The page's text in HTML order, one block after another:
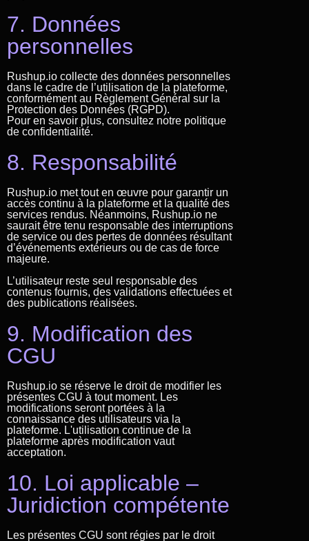
7. Données
personnelles
Rushup.io collecte des données personnelles
dans le cadre de l’utilisation de la plateforme,
conformément au Règlement Général sur la
Protection des Données (RGPD).
Pour en savoir plus, consultez notre politique
de confidentialité.
8. Responsabilité
Rushup.io met tout en œuvre pour garantir un
accès continu à la plateforme et la qualité des
services rendus. Néanmoins, Rushup.io ne
saurait être tenu responsable des interruptions
de service ou des pertes de données résultant
d’événements extérieurs ou de cas de force
majeure.
L’utilisateur reste seul responsable des
contenus fournis, des validations effectuées et
des publications réalisées.
9. Modification des
CGU
Rushup.io se réserve le droit de modifier les
présentes CGU à tout moment. Les
modifications seront portées à la
connaissance des utilisateurs via la
plateforme. L'utilisation continue de la
plateforme après modification vaut
acceptation.
10. Loi applicable –
Juridiction compétente
Les présentes CGU sont régies par le droit